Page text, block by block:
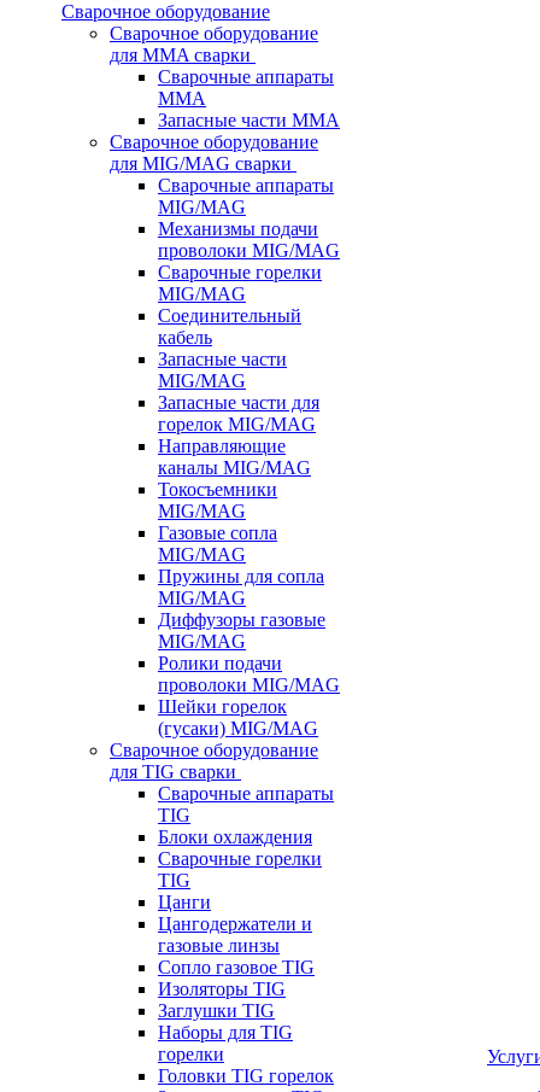
Сварочное оборудование
Сварочное оборудование
для MMA сварки
Сварочные аппараты
MMA
Запасные части MMA
Сварочное оборудование
для MIG/MAG сварки
Сварочные аппараты
MIG/MAG
Механизмы подачи
проволоки MIG/MAG
Сварочные горелки
MIG/MAG
Соединительный
кабель
Запасные части
MIG/MAG
Запасные части для
горелок MIG/MAG
Направляющие
каналы MIG/MAG
Токосъемники
MIG/MAG
Газовые сопла
MIG/MAG
Пружины для сопла
MIG/MAG
Диффузоры газовые
MIG/MAG
Ролики подачи
проволоки MIG/MAG
Шейки горелок
(гусаки) MIG/MAG
Сварочное оборудование
для TIG сварки
Сварочные аппараты
TIG
Блоки охлаждения
Сварочные горелки
TIG
Цанги
Цангодержатели и
газовые линзы
Сопло газовое TIG
Изоляторы TIG
Заглушки TIG
Наборы для TIG
горелки
Головки TIG горелок